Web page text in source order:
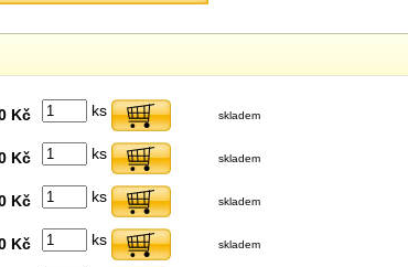
Kč ks skladem
Kč ks skladem
Kč ks skladem
Kč ks skladem